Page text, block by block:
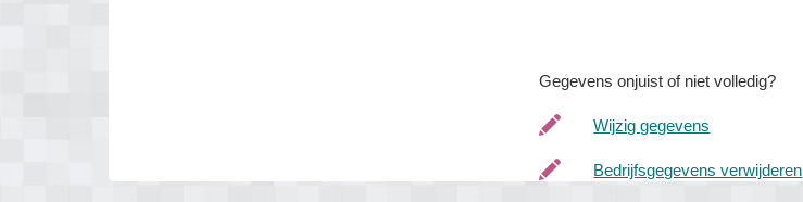
Gegevens onjuist of niet volledig?
Wijzig gegevens
Bedrijfsgegevens verwijderen